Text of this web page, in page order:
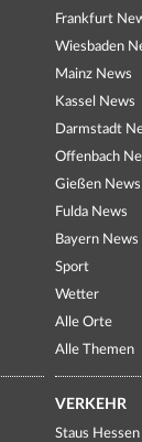
Frankfurt
Wiesbaden
Mainz News
Kassel News
Darmstadt
Offenbach
Gießen News
Fulda News
Bayern News
Sport
Wetter
Alle Orte
Alle Themen
VERKEHR
Staus Hessen